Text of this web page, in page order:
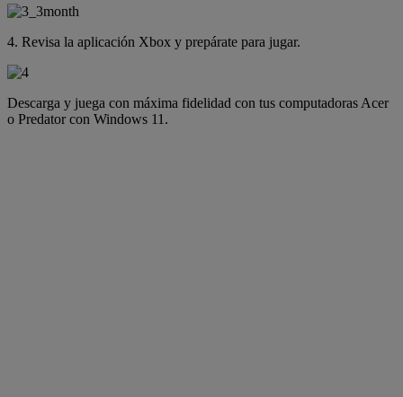
4. Revisa la aplicación Xbox y prepárate para jugar.
Descarga y juega con máxima fidelidad con tus computadoras Acer
o Predator con Windows 11.